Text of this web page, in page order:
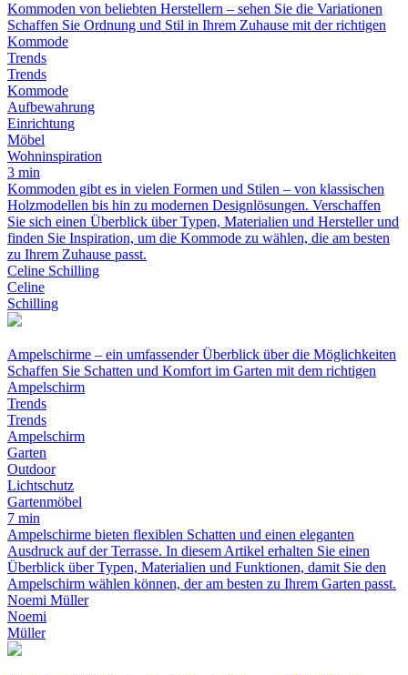
Kommoden von beliebten Herstellern – sehen Sie die Variationen
Schaffen Sie Ordnung und Stil in Ihrem Zuhause mit der richtigen
Kommode
Trends
Trends
Kommode
Aufbewahrung
Einrichtung
Möbel
Wohninspiration
3 min
Kommoden gibt es in vielen Formen und Stilen – von klassischen
Holzmodellen bis hin zu modernen Designlösungen. Verschaffen
Sie sich einen Überblick über Typen, Materialien und Hersteller und
finden Sie Inspiration, um die Kommode zu wählen, die am besten
zu Ihrem Zuhause passt.
Celine Schilling
Celine
Schilling
Ampelschirme – ein umfassender Überblick über die Möglichkeiten
Schaffen Sie Schatten und Komfort im Garten mit dem richtigen
Ampelschirm
Trends
Trends
Ampelschirm
Garten
Outdoor
Lichtschutz
Gartenmöbel
7 min
Ampelschirme bieten flexiblen Schatten und einen eleganten
Ausdruck auf der Terrasse. In diesem Artikel erhalten Sie einen
Überblick über Typen, Materialien und Funktionen, damit Sie den
Ampelschirm wählen können, der am besten zu Ihrem Garten passt.
Noemi Müller
Noemi
Müller